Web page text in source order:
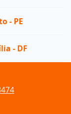
- PE
- DF